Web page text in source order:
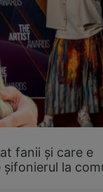
fanii și care e
șifonierul la